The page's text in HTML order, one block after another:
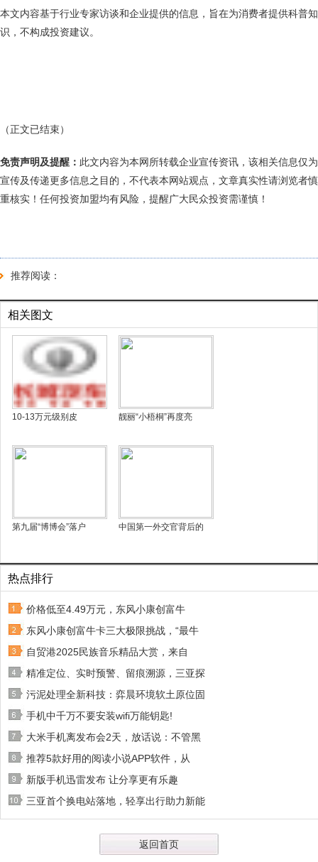
本文内容基于行业专家访谈和企业提供的信息，旨在为消费者提供科普知
识，不构成投资建议。
（正文已结束）
免责声明及提醒： 此文内容为本网所转载企业宣传资讯，该相关信息仅为
宣传及传递更多信息之目的，不代表本网站观点，文章真实性请浏览者慎
重核实！任何投资加盟均有风险，提醒广大民众投资需谨慎！
推荐阅读：
相关图文
10-13万元级别皮 靓丽“小梧桐”再度亮
第九届“博博会”落户 中国第一外交官背后的
热点排行
价格低至4.49万元，东风小康创富牛
东风小康创富牛卡三大极限挑战，“最牛
自贸港2025民族音乐精品大赏，来自
精准定位、实时预警、留痕溯源，三亚探
污泥处理全新科技：弈晨环境软土原位固
手机中千万不要安装wifi万能钥匙!
大米手机离发布会2天，放话说：不管黑
推荐5款好用的阅读小说APP软件，从
新版手机迅雷发布 让分享更有乐趣
三亚首个换电站落地，轻享出行助力新能
返回首页